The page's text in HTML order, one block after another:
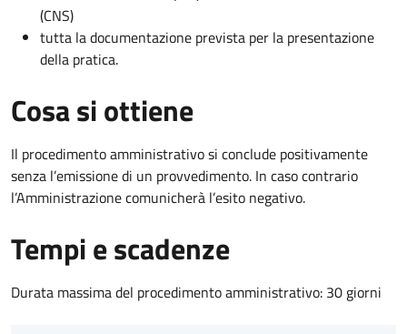
(CNS)
tutta la documentazione prevista per la presentazione
della pratica.
Cosa si ottiene
Il procedimento amministrativo si conclude positivamente
senza l’emissione di un provvedimento. In caso contrario
l’Amministrazione comunicherà l’esito negativo.
Tempi e scadenze
Durata massima del procedimento amministrativo: 30 giorni